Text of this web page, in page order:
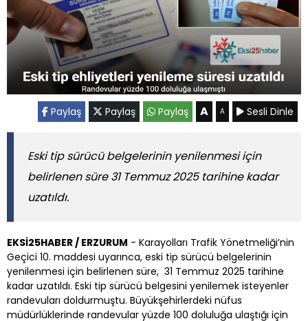
Paylaş Paylaş Paylaş A A Sesli Dinle
Eski tip sürücü belgelerinin yenilenmesi için
belirlenen süre 31 Temmuz 2025 tarihine kadar
uzatıldı.
EKSİ25HABER / ERZURUM - Karayolları Trafik Yönetmeliği’nin
Geçici 10. maddesi uyarınca, eski tip sürücü belgelerinin
yenilenmesi için belirlenen süre, 31 Temmuz 2025 tarihine
kadar uzatıldı. Eski tip sürücü belgesini yenilemek isteyenler
randevuları doldurmuştu. Büyükşehirlerdeki nüfus
müdürlüklerinde randevular yüzde 100 doluluğa ulaştığı için